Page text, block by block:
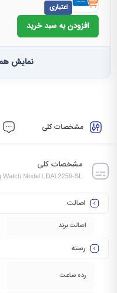
اعتباری
افزودن به سبد خرید
نمایش
مشخصات کلی
مشخصات کلی
Watch Model LDAL2259-SL
اصالت
اصالت برند
رسته
رده ساعت